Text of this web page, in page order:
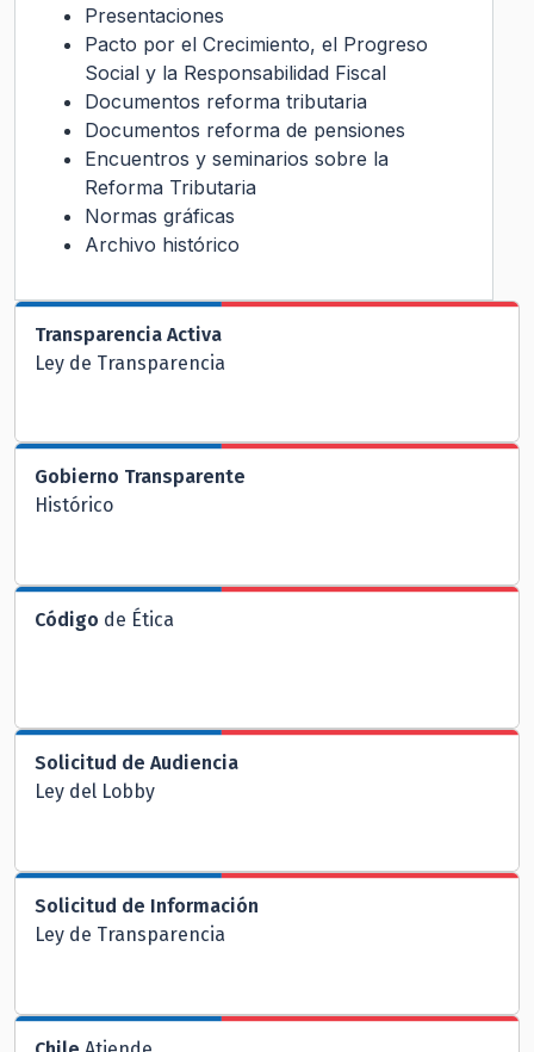
Presentaciones
Pacto por el Crecimiento, el Progreso
Social y la Responsabilidad Fiscal
Documentos reforma tributaria
Documentos reforma de pensiones
Encuentros y seminarios sobre la
Reforma Tributaria
Normas gráficas
Archivo histórico
Transparencia Activa
Ley de Transparencia
Gobierno Transparente
Histórico
Código de Ética
Solicitud de Audiencia
Ley del Lobby
Solicitud de Información
Ley de Transparencia